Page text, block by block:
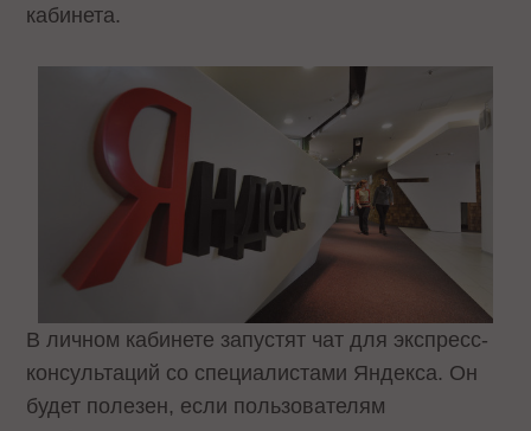
кабинета.
В личном кабинете запустят чат для экспресс-
консультаций со специалистами Яндекса. Он
будет полезен, если пользователям